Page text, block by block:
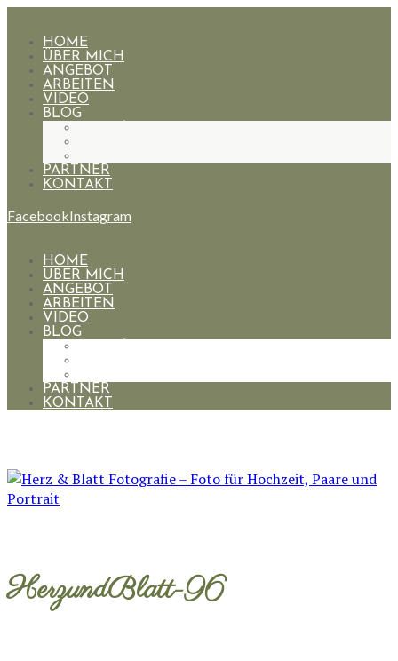
HOME
ÜBER MICH
ANGEBOT
ARBEITEN
VIDEO
BLOG
PARTNER
KONTAKT
FacebookInstagram
HOME
ÜBER MICH
ANGEBOT
ARBEITEN
VIDEO
BLOG
PARTNER
KONTAKT
HerzundBlatt-96